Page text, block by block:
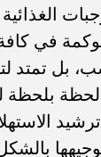
الغذائية
في
تمتد
بلحظة